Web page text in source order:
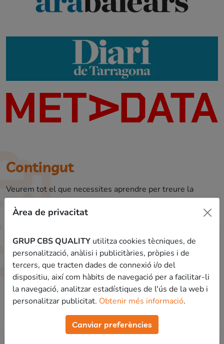
Contingut
Veurem tot el que necessites aprendre per treure la
màxima nota possible a la prova de psicotècnics
aptitudinals deVigilant Municipal
Mòdul Introducció
Benvinguda
Tipus de psicotècnics
Àrea de privacitat
GRUP CBS QUALITY utilitza cookies tècniques, de
personalització, anàlisi i publicitàries, pròpies i de
tercers, que tracten dades de connexió i/o del
dispositiu, així com hàbits de navegació per a facilitar-li
la navegació, analitzar estadístiques de l'ús de la web i
personalitzar publicitat. Obtenir més informació.
Canviar preferències